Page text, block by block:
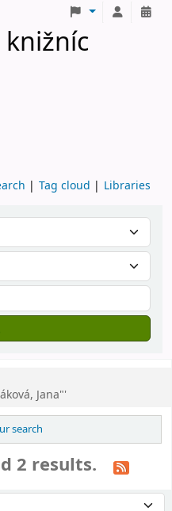
Tag cloud Libraries
Jana"'
search
2 results.